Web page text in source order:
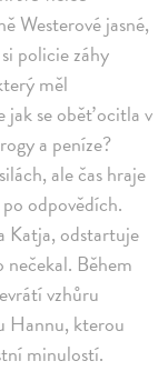
Westerové jasné,
policie záhy
měl
jak se oběť ocitla v
a peníze?
ale čas hraje
odpovědích.
Katja, odstartuje
Během
vzhůru
Hannu, kterou
minulostí.